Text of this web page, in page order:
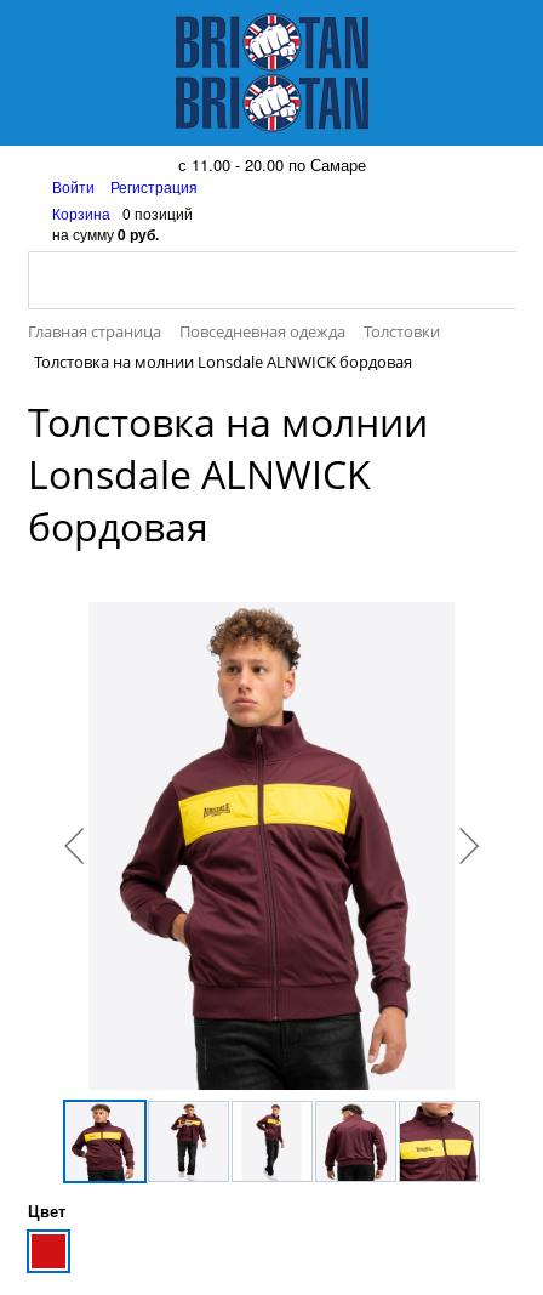
8 (917) 161 08 99
с 11.00 - 20.00 по Самаре
Войти
Регистрация
Корзина
0 позиций
на сумму0 руб.
Главная страница Повседневная одежда
Толстовки
Толстовка на молнии Lonsdale ALNWICK бордовая
Толстовка на молнии
Lonsdale ALNWICK
бордовая
Цвет